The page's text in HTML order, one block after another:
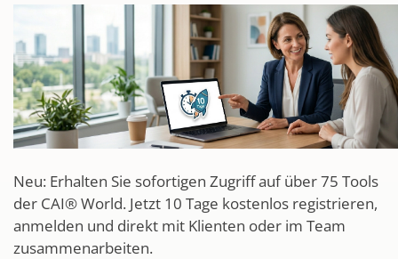
Neu: Erhalten Sie sofortigen Zugriff auf über 75 Tools
der CAI® World. Jetzt 10 Tage kostenlos registrieren,
anmelden und direkt mit Klienten oder im Team
zusammenarbeiten.